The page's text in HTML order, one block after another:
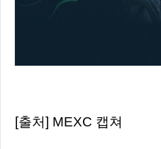
[출처] MEXC 캡쳐